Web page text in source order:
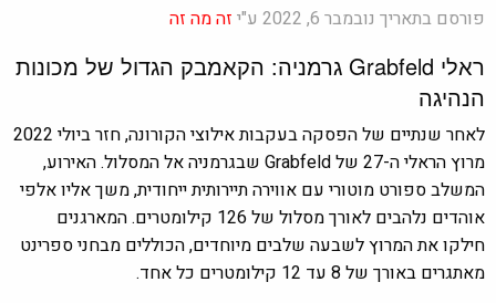
פורסם בתאריך נובמבר 6, 2022 ע"י זה מה זה
ראלי Grabfeld גרמניה: הקאמבק הגדול של מכונות
הנהיגה
לאחר שנתיים של הפסקה בעקבות אילוצי הקורונה, חזר ביולי 2022
מרוץ הראלי ה-27 של Grabfeld שבגרמניה אל המסלול. האירוע,
המשלב ספורט מוטורי עם אווירה תיירותית ייחודית, משך אליו אלפי
אוהדים נלהבים לאורך מסלול של 126 קילומטרים. המארגנים
חילקו את המרוץ לשבעה שלבים מיוחדים, הכוללים מבחני ספרינט
מאתגרים באורך של 8 עד 12 קילומטרים כל אחד.